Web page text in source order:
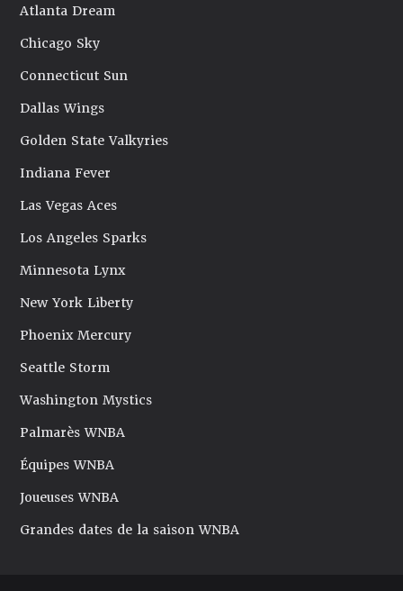
Atlanta Dream
Chicago Sky
Connecticut Sun
Dallas Wings
Golden State Valkyries
Indiana Fever
Las Vegas Aces
Los Angeles Sparks
Minnesota Lynx
New York Liberty
Phoenix Mercury
Seattle Storm
Washington Mystics
Palmarès WNBA
Équipes WNBA
Joueuses WNBA
Grandes dates de la saison WNBA